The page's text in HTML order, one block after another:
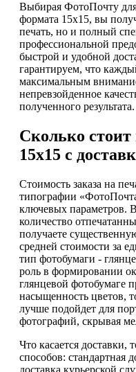
Выбирая ФотоПочту
формата 15х15, вы
печать, но и полный
профессиональной
быстрой и удобной
гарантируем, что
максимальным
непревзойденное
полученного результата.
Сколько
15х15 с
Стоимость заказа на
типографии
ключевых параметров.
количество
получаете
средней стоимости за
тип фотобумаги -
роль в формировании
глянцевой фотобумаге
насыщенность цветов,
лучше подойдет для
фотографий, скрывая
Что касается доставки,
способов: стандартная
доставка курьерской